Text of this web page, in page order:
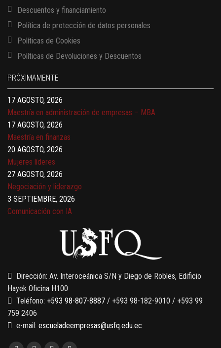
Descuentos y financiamiento
Política de protección de datos personales
Políticas de Cookies
Políticas de Devoluciones y Descuentos
PRÓXIMAMENTE
13 AGOSTO, 2026
17 AGOSTO, 2026
Gerencia de empresas familiares
17 AGOSTO, 2026
Maestría en administración de empresas – MBA
17 AGOSTO, 2026
Maestría en finanzas
20 AGOSTO, 2026
Mujeres líderes
27 AGOSTO, 2026
Negociación y liderazgo
3 SEPTIEMBRE, 2026
Comunicación con IA
Gobernanza de datos
13 AGOSTO, 2026
Finanzas para no financieros
Dirección: Av. Interoceánica S/N y Diego de Robles, Edificio
Hayek Oficina H100
Teléfono: +593 98-807-8887 / +593 98-182-9010 / +593 99
759 2406
e-mail: escueladeempresas@usfq.edu.ec